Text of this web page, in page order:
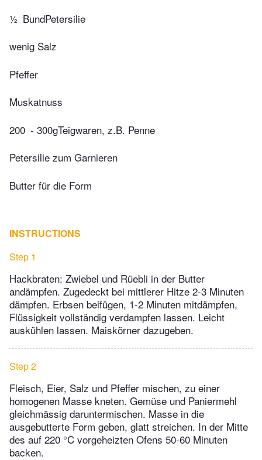
½ BundPetersilie
wenig Salz
Pfeffer
Muskatnuss
200 - 300gTeigwaren, z.B. Penne
Petersilie zum Garnieren
Butter für die Form
INSTRUCTIONS
Step 1
Hackbraten: Zwiebel und Rüebli in der Butter
andämpfen. Zugedeckt bei mittlerer Hitze 2-3 Minuten
dämpfen. Erbsen beifügen, 1-2 Minuten mitdämpfen,
Flüssigkeit vollständig verdampfen lassen. Leicht
auskühlen lassen. Maiskörner dazugeben.
Step 2
Fleisch, Eier, Salz und Pfeffer mischen, zu einer
homogenen Masse kneten. Gemüse und Paniermehl
gleichmässig daruntermischen. Masse in die
ausgebutterte Form geben, glatt streichen. In der Mitte
des auf 220 °C vorgeheizten Ofens 50-60 Minuten
backen.